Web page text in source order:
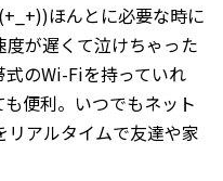
ほんとに必要な時に
が遅くて泣けちゃった
式のWi-Fiを持っていれ
便利。いつでもネット
アルタイムで友達や家